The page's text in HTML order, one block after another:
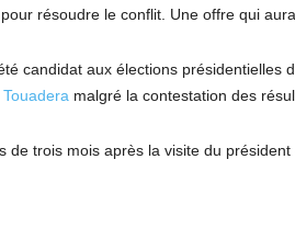
pour résoudre le conflit. Une offre qui
candidat aux élections présidentielles
malgré la contestation des
de trois mois après la visite du président